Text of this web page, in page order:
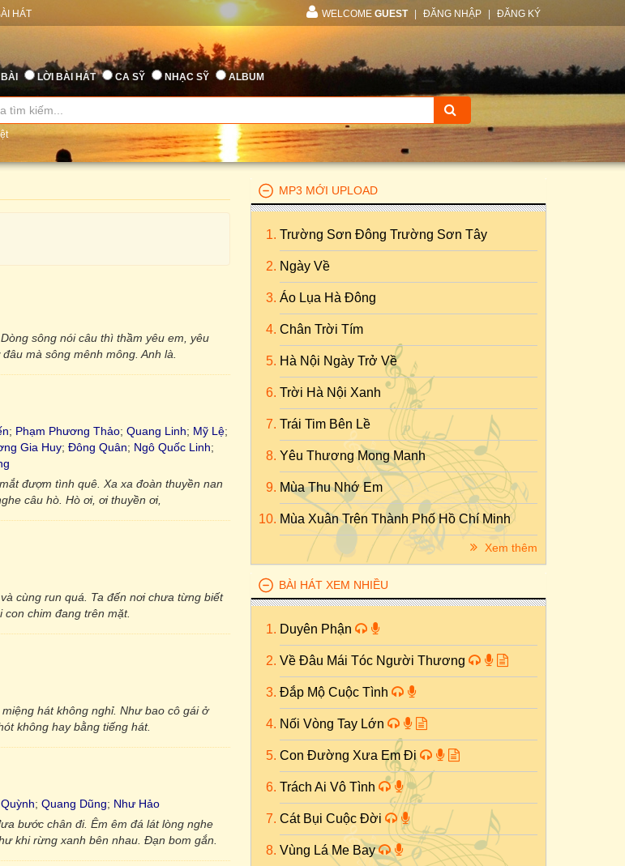
HÁT WELCOME GUEST ĐĂNG NHẬP ĐĂNG KÝ
LỜI BÀI HÁT CA SỸ NHẠC SỸ ALBUM
sông nói câu thì thầm yêu em, yêu
mà sông mênh mông. Anh là.
; Phạm Phương Thảo; Quang Linh; Mỹ Lệ;
Gia Huy; Đông Quân; Ngô Quốc Linh;
đượm tình quê. Xa xa đoàn thuyền nan
câu hò. Hò ơi, ơi thuyền ơi,
cùng run quá. Ta đến nơi chưa từng biết
chim đang trên mặt.
hát không nghỉ. Như bao cô gái ở
không hay bằng tiếng hát.
; Quang Dũng; Như Hảo
bước chân đi. Êm êm đá lát lòng nghe
khi rừng xanh bên nhau. Đạn bom gắn.
MP3 MỚI UPLOAD
Trường Sơn Đông Trường Sơn Tây
Ngày Về
Áo Lụa Hà Đông
Chân Trời Tím
Hà Nội Ngày Trở Về
Trời Hà Nội Xanh
Trái Tim Bên Lề
Yêu Thương Mong Manh
Mùa Thu Nhớ Em
Mùa Xuân Trên Thành Phố Hồ Chí Minh
Xem thêm
BÀI HÁT XEM NHIỀU
Duyên Phận
Về Đâu Mái Tóc Người Thương
Đắp Mộ Cuộc Tình
Nối Vòng Tay Lớn
Con Đường Xưa Em Đi
Trách Ai Vô Tình
Cát Bụi Cuộc Đời
Vùng Lá Me Bay